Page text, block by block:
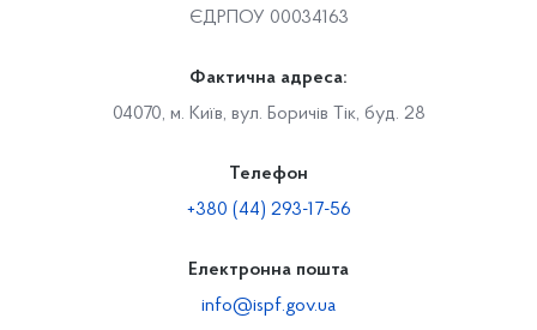
ЄДРПОУ 00034163
Фактична адреса:
04070, м. Київ, вул. Боричів Тік, буд. 28
Телефон
+380 (44) 293-17-56
Електронна пошта
info@ispf.gov.ua